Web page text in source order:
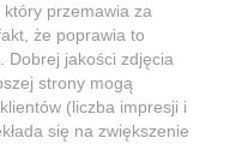
przemawia za
że poprawia to
Dobrej jakości zdjęcia
strony mogą
(liczba impresji i
się na zwiększenie